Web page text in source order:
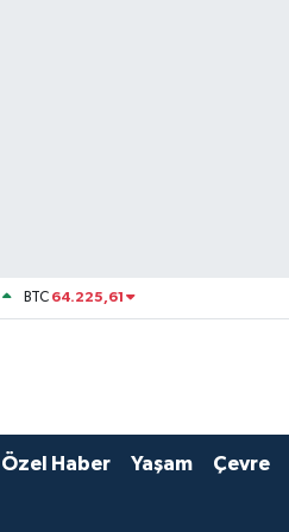
BTC 64.225,61
Özel Haber Yaşam Çevre